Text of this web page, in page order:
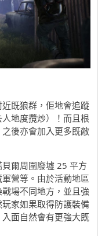
既狼群，佢地會追蹤
地度攬炒）！而且根
後亦會加入更多既敵
爾周圍廢墟 25 平方
營等。由於活動地區
場不同地方，並且強
家如果取得防護裝備
面自然會有更強大既